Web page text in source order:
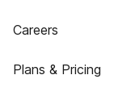
Careers
Plans & Pricing